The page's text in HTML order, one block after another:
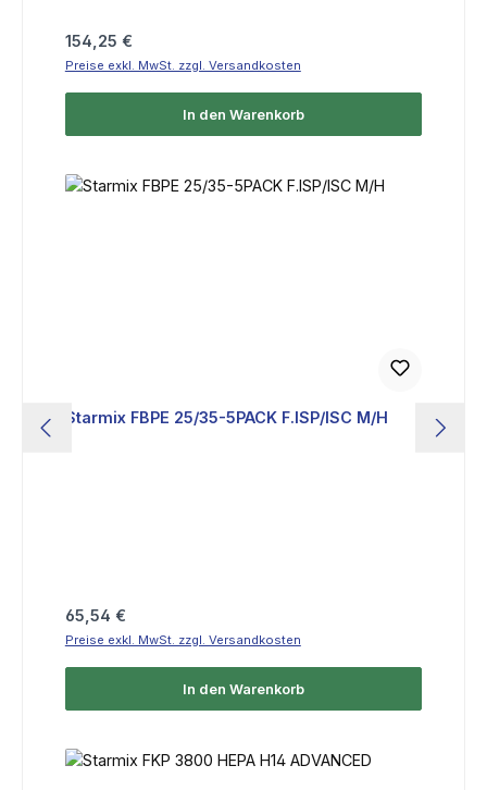
Regulärer Preis:
154,25 €
Preise exkl. MwSt. zzgl. Versandkosten
In den Warenkorb
Starmix FBPE 25/35-5PACK F.ISP/ISC M/H
Regulärer Preis:
65,54 €
Preise exkl. MwSt. zzgl. Versandkosten
In den Warenkorb